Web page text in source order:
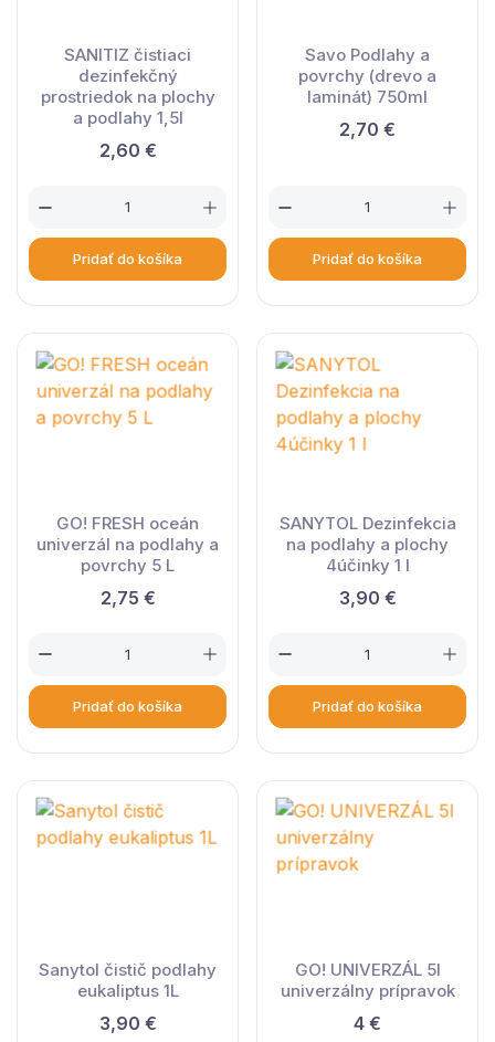
SANITIZ čistiaci
dezinfekčný
prostriedok na plochy
a podlahy 1,5l
2,60 €
Pridať do košíka
Savo Podlahy a
povrchy (drevo a
laminát) 750ml
2,70 €
Pridať do košíka
GO! FRESH oceán
univerzál na podlahy a
povrchy 5 L
2,75 €
Pridať do košíka
SANYTOL Dezinfekcia
na podlahy a plochy
4účinky 1 l
3,90 €
Pridať do košíka
Sanytol čistič podlahy
eukaliptus 1L
3,90 €
GO! UNIVERZÁL 5l
univerzálny prípravok
4 €